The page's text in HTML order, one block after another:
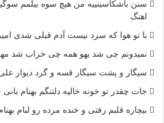
سنن باشکاسینییه من هیچ سوه بیلمم
اهنگ
با تو هوا که سرد نیست آدم قبلی شدی
نمیدونم چی شد یهو همه چی خراب شد
سیگار و پشت سیگار قسه و گرد دیوار علی
جات چقدر تو خونه خالیه دلتنگم بهنام بانی
بیچاره قلبم رفتی و خنده مرده رو لبام